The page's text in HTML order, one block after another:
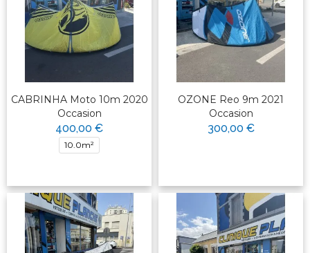
CABRINHA Moto 10m 2020
Occasion
400,00 €
10.0m²
OZONE Reo 9m 2021
Occasion
300,00 €